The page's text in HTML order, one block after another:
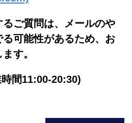
ご質問は、メールのや
る可能性があるため、お
す。
間11:00-20:30)